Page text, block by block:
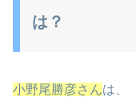
は？
小野尾勝彦さんは、